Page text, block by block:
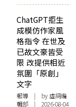
ChatGPT拒生
成模仿作家風
格指令 在世及
已故文豪皆受
限 改提供相近
氛圍「原創」
文字
報導 | by 虛詞編
輯部 | 2026-08-04